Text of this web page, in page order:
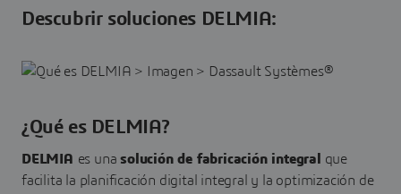
Descubrir soluciones DELMIA:
¿Qué es DELMIA?
DELMIA es unasolución de fabricación integral
que
facilita la planificación digital integral y la optimización de